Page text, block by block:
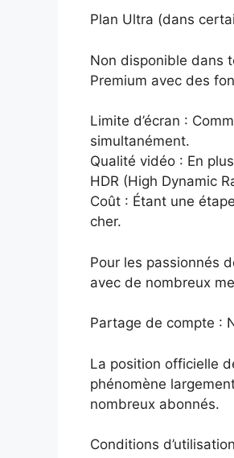
Plan Ultra (dans
Non disponible dans
Premium avec des
Limite d’écran :
simultanément.
Qualité vidéo : En
HDR (High Dynamic
Coût : Étant une
cher.
Pour les passionnés
avec de nombreux
Partage de compte :
La position officielle
phénomène
nombreux abonnés.
Conditions